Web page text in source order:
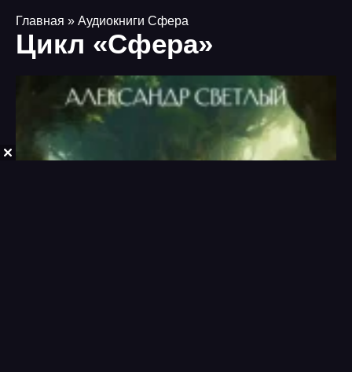
Главная » Аудиокниги Сфера
Цикл «Сфера»